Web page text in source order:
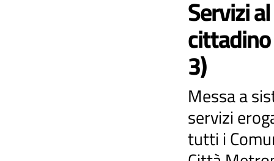
Servizi al
3)
Messa a
servizi
tutti i